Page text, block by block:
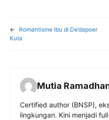
←
Romantisme Ibu di De’dapoer
Kuta
Mutia
Certified author (BNSP),
lingkungan. Kini menjadi